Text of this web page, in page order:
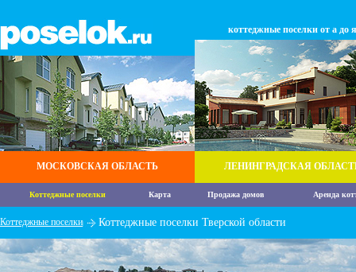
МОСКОВСКАЯ ОБЛАСТЬ
коттеджные поселки от а до я
ЛЕНИНГРАДСКАЯ
Коттеджные поселки Карта Продажа домов Аренда
Коттеджные поселки Коттеджные поселки Тверской области